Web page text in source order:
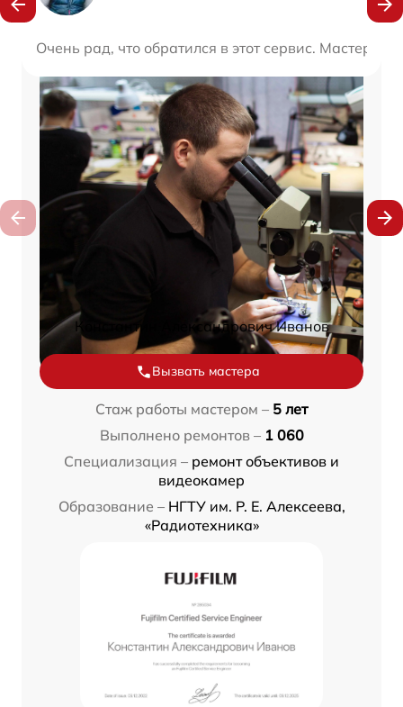
Очень рад, что обратился в этот сервис.
Константин Александрович Иванов
Вызвать мастера
Стаж работы мастером – 5 лет
Выполнено ремонтов – 1 060
Специализация – ремонт объективов и
видеокамер
Образование – НГТУ им. Р. Е. Алексеева,
«Радиотехника»